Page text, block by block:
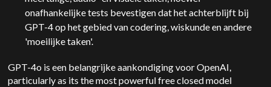
onafhankelijke tests bevestigen dat het achterblijft bij
GPT-4 op het gebied van codering, wiskunde en andere
'moeilijke taken'.
GPT-4o is een belangrijke aankondiging voorOpenAI,
particularly as its the most powerful free closed model